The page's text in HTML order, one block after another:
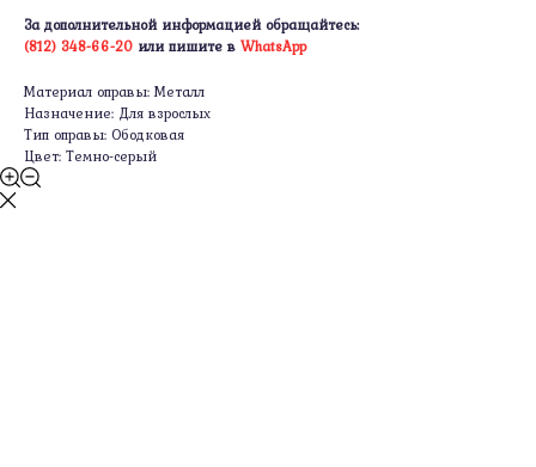
За дополнительной информацией обращайтесь:
(812) 348-66-20 или пишите в WhatsApp
Материал оправы: Металл
Назначение: Для взрослых
Тип оправы: Ободковая
Цвет: Темно-серый